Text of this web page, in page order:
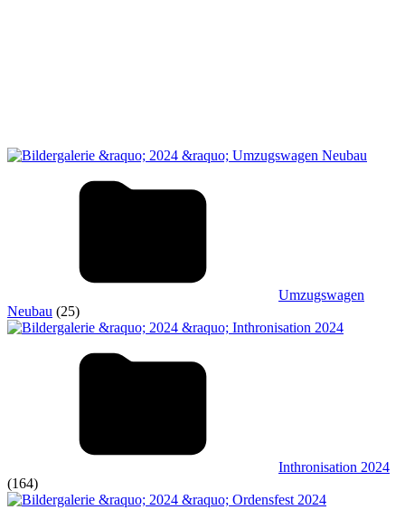
Umzugswagen
Neubau (25)
Inthronisation 2024
(164)